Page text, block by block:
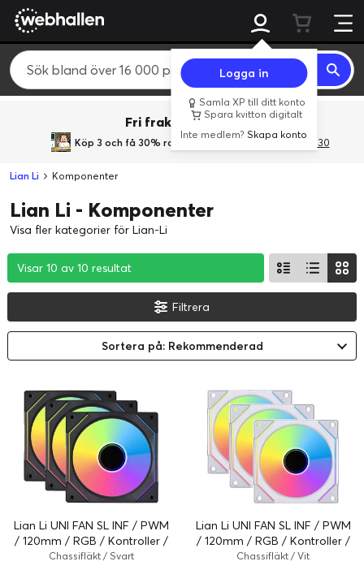
Logga in
Samla XP till ditt konto
Spara kvitton digitalt
Inte medlem?Skapa konto
Fri frakt över 800 kr.
Köp 3 och få 30% rabatt med rabattkoden 3Gives30
Lian Li Komponenter
Lian Li - Komponenter
Visa fler kategorier för Lian-Li
Visar 10 av 10 resultat
Visar 10 av 10 resultat
Visar 10 av 10 resultat
Filtrera
Sortera på: Rekommenderad
Lian Li UNI FAN SL INF / PWM
/ 120mm / RGB / Kontroller /
3-pack
Chassifläkt / Svart
Lian Li UNI FAN SL INF / PWM
/ 120mm / RGB / Kontroller /
3-pack
Chassifläkt / Vit